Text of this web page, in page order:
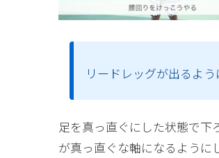
リードレッグが出るよう
足を真っ直ぐにした状態で下
が真っ直ぐな軸になるように